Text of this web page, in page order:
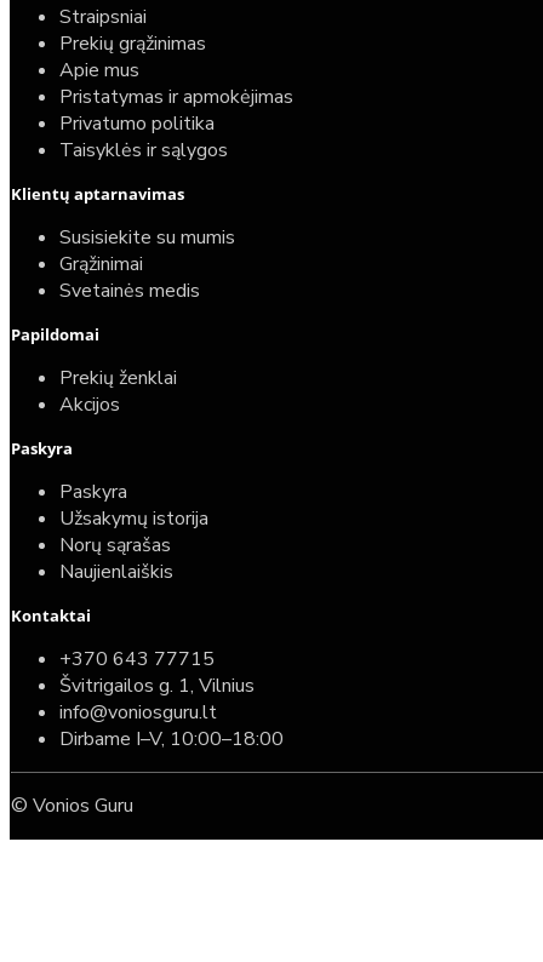
Straipsniai
Prekių grąžinimas
Apie mus
Pristatymas ir apmokėjimas
Privatumo politika
Taisyklės ir sąlygos
Klientų aptarnavimas
Susisiekite su mumis
Grąžinimai
Svetainės medis
Papildomai
Prekių ženklai
Akcijos
Paskyra
Paskyra
Užsakymų istorija
Norų sąrašas
Naujienlaiškis
Kontaktai
+370 643 77715
Švitrigailos g. 1, Vilnius
info@voniosguru.lt
Dirbame I–V, 10:00–18:00
© Vonios Guru